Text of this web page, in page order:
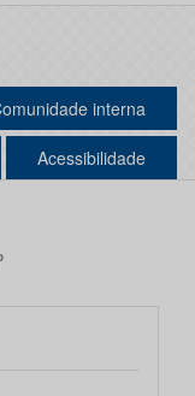
interna
Acessibilidade